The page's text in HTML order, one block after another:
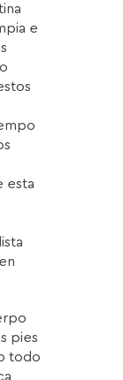
e
esta
pies
todo